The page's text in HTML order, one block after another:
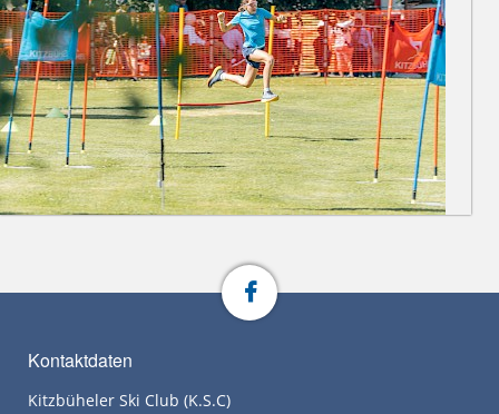
Kontaktdaten
Kitzbüheler Ski Club (K.S.C)